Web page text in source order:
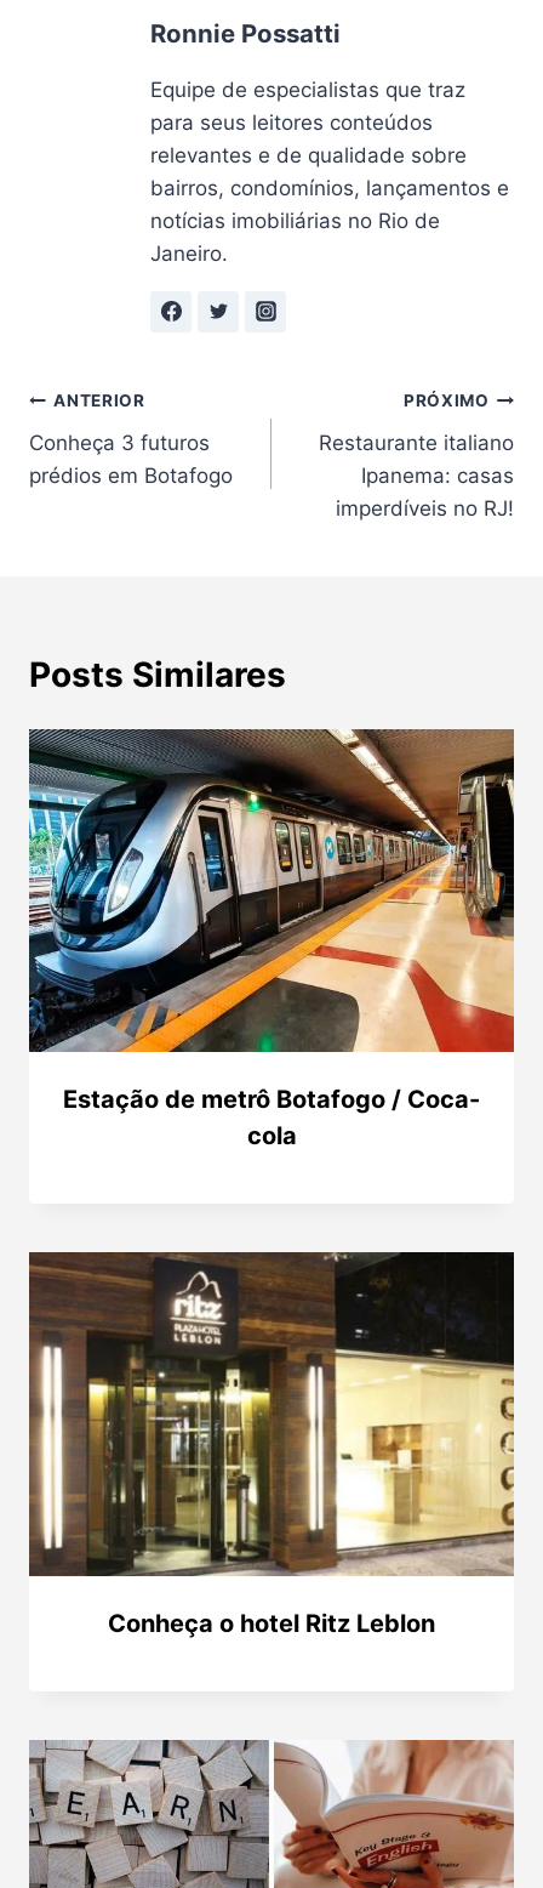
Ronnie Possatti
Equipe de especialistas que traz
para seus leitores conteúdos
relevantes e de qualidade sobre
bairros, condomínios, lançamentos e
notícias imobiliárias no Rio de
Janeiro.
Navegação
de
ANTERIOR
Conheça 3 futuros
prédios em Botafogo
PRÓXIMO
Restaurante italiano
Ipanema: casas
imperdíveis no RJ!
Posts Similares
Estação de metrô Botafogo / Coca-
cola
Conheça o hotel Ritz Leblon